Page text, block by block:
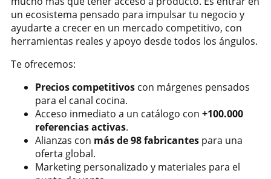
un ecosistema pensado para impulsar tu negocio y
ayudarte a crecer en un mercado competitivo, con
herramientas reales y apoyo desde todos los ángulos.
Te ofrecemos:
Precios competitivos con márgenes pensados
para el canal cocina.
Acceso inmediato a un catálogo con +100.000
referencias activas.
Alianzas con más de 98 fabricantes para una
oferta global.
Marketing personalizado y materiales para el